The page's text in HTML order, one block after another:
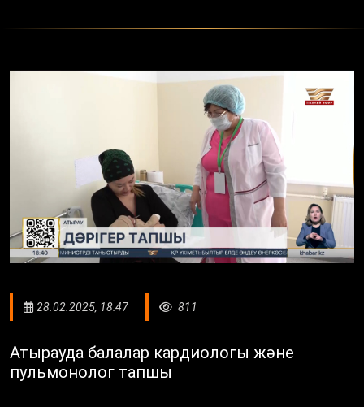
28.02.2025, 18:47 811
Атырауда балалар кардиологы және
пульмонолог тапшы